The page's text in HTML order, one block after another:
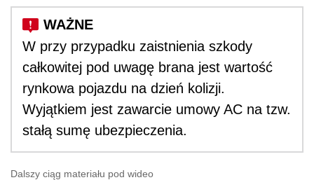
W przy przypadku zaistnienia szkody
całkowitej pod uwagę brana jest wartość
rynkowa pojazdu na dzień kolizji.
Wyjątkiem jest zawarcie umowy AC na tzw.
stałą sumę ubezpieczenia.
Dalszy ciąg materiału pod wideo